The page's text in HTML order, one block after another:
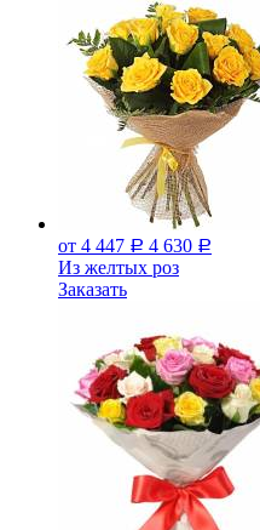
от 4 447 Р 4 630 Р
Из желтых роз
Заказать